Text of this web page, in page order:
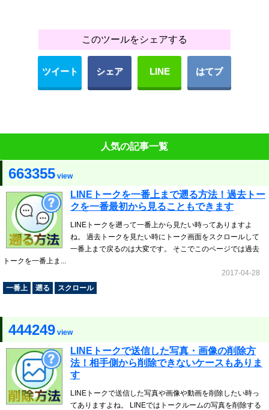
このツールをシェアする
ツイート シェア LINE はてブ
人気の記事一覧
663355 view
LINEトークを一番上まで遡る方法！過去トー
クを一番最初から見ることもできます
LINEトークを遡って一番上から見たい時ってありますよ
ね。 過去トークを見たい時にトーク画面をスクロールして
一番上まで戻るのは大変です。 そこでこのページでは過去
トークを一番上ま...
2017-04-28
一番上
遡る スクロール
444249 view
LINEトークで送信した写真・画像の削除方
法！相手側から削除できないケースもありま
す
LINEトークで送信した写真や画像や動画を削除したい時っ
てありますよね。 LINEではトークルームの写真を削除する